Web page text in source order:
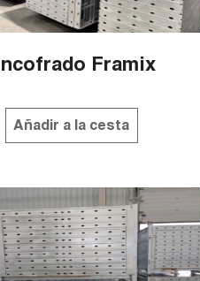
Framix
Añadir a la cesta